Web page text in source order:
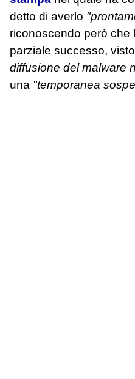
detto di averlo
riconoscendo però che
parziale successo,
diffusione del malware
una "temporanea